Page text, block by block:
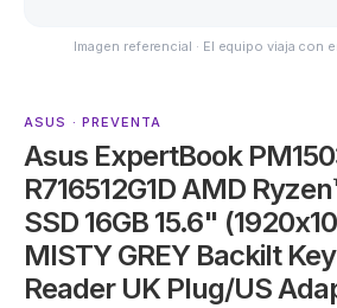
Imagen referencial · El equipo viaja con
ASUS · PREVENTA
Asus ExpertBook
R716512G1D AMD
SSD 16GB 15.6"
MISTY GREY Backilt
Reader UK Plug/US